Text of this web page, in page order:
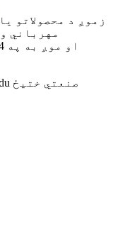
زموږ د محصولاتو
مهرباني
او موږ به په 24 ساعتونو کې اړیکه ونیسو.